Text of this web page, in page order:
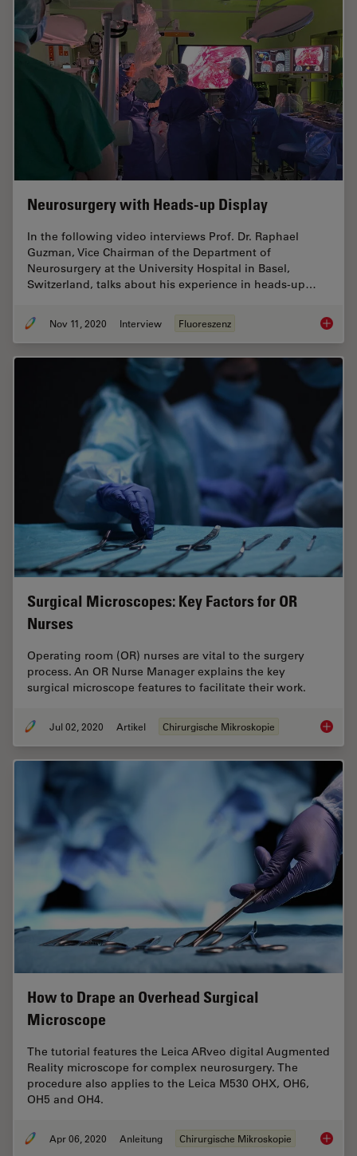
Neurosurgery with Heads-up Display
In the following video interviews Prof. Dr. Raphael
Guzman, Vice Chairman of the Department of
Neurosurgery at the University Hospital in Basel,
Switzerland, talks about his experience in heads-up…
Nov 11, 2020 Interview Fluoreszenz
Surgical Microscopes: Key Factors for OR
Nurses
Operating room (OR) nurses are vital to the surgery
process. An OR Nurse Manager explains the key
surgical microscope features to facilitate their work.
Jul 02, 2020 Artikel Chirurgische Mikroskopie
How to Drape an Overhead Surgical
Microscope
The tutorial features the Leica ARveo digital Augmented
Reality microscope for complex neurosurgery. The
procedure also applies to the Leica M530 OHX, OH6,
OH5 and OH4.
Apr 06, 2020 Anleitung Chirurgische Mikroskopie How to